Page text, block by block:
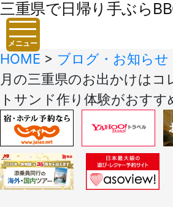
三重県で日帰り手ぶら
メニュー
HOME > ブログ・お知らせ
月の三重県のお出かけはコ
トサンド作り体験がおすす